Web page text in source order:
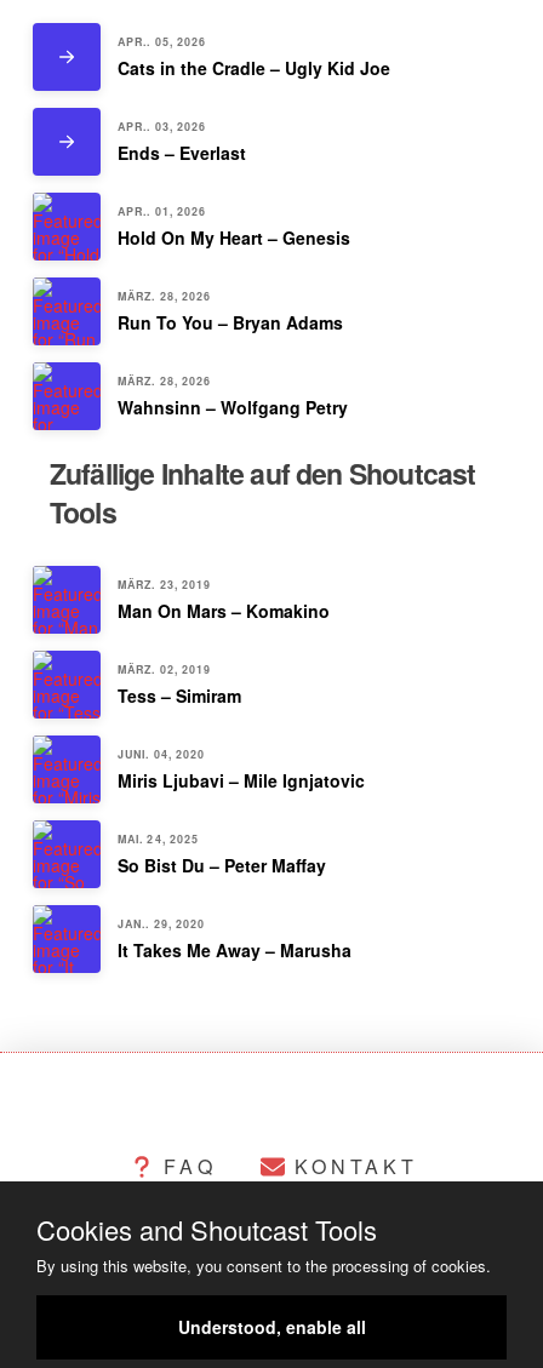
APR.. 05, 2026
Cats in the Cradle – Ugly Kid Joe
APR.. 03, 2026
Ends – Everlast
APR.. 01, 2026
Hold On My Heart – Genesis
MÄRZ. 28, 2026
Run To You – Bryan Adams
MÄRZ. 28, 2026
Wahnsinn – Wolfgang Petry
Zufällige Inhalte auf den Shoutcast
Tools
MÄRZ. 23, 2019
Man On Mars – Komakino
MÄRZ. 02, 2019
Tess – Simiram
JUNI. 04, 2020
Miris Ljubavi – Mile Ignjatovic
MAI. 24, 2025
So Bist Du – Peter Maffay
JAN.. 29, 2020
It Takes Me Away – Marusha
FAQ KONTAKT
CHANGELOG COOKIES
Cookies and Shoutcast Tools
By using this website, you consent to the processing of cookies.
Understood, enable all